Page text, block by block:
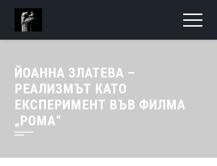
ЙОАННА ЗЛАТЕВА –
РЕАЛИЗМЪТ КАТО
ЕКСПЕРИМЕНТ ВЪВ ФИЛМА
„РОМА“